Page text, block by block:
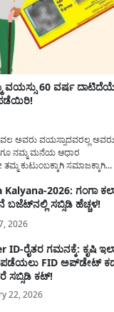
ವಯಸ್ಸು 60 ವರ್ಷ
ಪಡೆಯಿರಿ!
ಅವರು ವಯಸ್ಸಾದವರಲ್ಲ
ನಮ್ಮ ಮನೆಯ ಆಧಾರ
ಕುಟುಂಬಕ್ಕಾಗಿ ಸಮಾಜಕ್ಕಾಗಿ
ಕನಸಾಗಿರುತ್ತದೆ ಆದ್ದರಿಂದ
ಚೀಟಿ...
Kalyana-2026: ಗಂಗಾ
ಸಬ್ಸಿಡಿ ಹೆಚ್ಚಳ!
2026
ID-ರೈತರ ಗಮನಕ್ಕೆ: ಕೃಷಿ
FID ಅಪ್‌ಡೇಟ್
ಸಬ್ಸಿಡಿ ಕಟ್!
22, 2026